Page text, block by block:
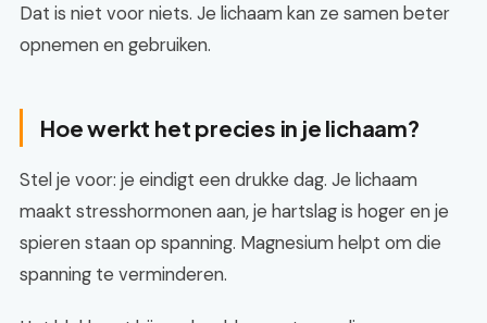
Dat is niet voor niets. Je lichaam kan ze samen beter
opnemen en gebruiken.
Hoe werkt het precies in je lichaam?
Stel je voor: je eindigt een drukke dag. Je lichaam
maakt stresshormonen aan, je hartslag is hoger en je
spieren staan op spanning. Magnesium helpt om die
spanning te verminderen.